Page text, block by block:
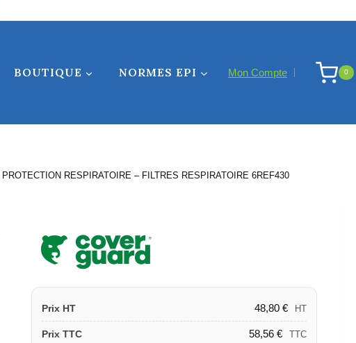
BOUTIQUE NORMES EPI Mon Compte 0
PROTECTION RESPIRATOIRE – FILTRES RESPIRATOIRE 6REF430
Prix HT 48,80 € HT
Prix TTC 58,56 € TTC
FILTRES